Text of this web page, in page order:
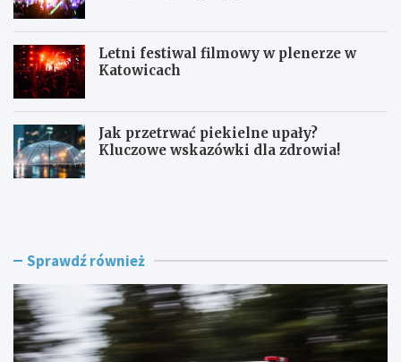
Letni festiwal filmowy w plenerze w
Katowicach
Jak przetrwać piekielne upały?
Kluczowe wskazówki dla zdrowia!
L
K
t
o
w
i
F
w
l
K
-
P
Sprawdź również